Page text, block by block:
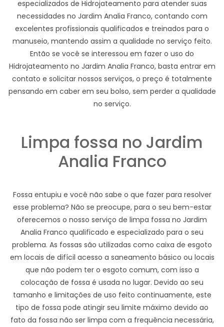
especializados de Hidrojateamento para atender suas
necessidades no Jardim Analia Franco, contando com
excelentes profissionais qualificados e treinados para o
manuseio, mantendo assim a qualidade no serviço feito.
Então se você se interessou em fazer o uso do
Hidrojateamento no Jardim Analia Franco, basta entrar em
contato e solicitar nossos serviços, o preço é totalmente
pensando em caber em seu bolso, sem perder a qualidade
no serviço.
Limpa fossa no Jardim
Analia Franco
Fossa entupiu e você não sabe o que fazer para resolver
esse problema? Não se preocupe, para o seu bem-estar
oferecemos o nosso serviço de limpa fossa no Jardim
Analia Franco qualificado e especializado para o seu
problema. As fossas são utilizadas como caixa de esgoto
em locais de difícil acesso a saneamento básico ou locais
que não podem ter o esgoto comum, com isso a
colocação de fossa é usada no lugar. Devido ao seu
tamanho e limitações de uso feito continuamente, este
tipo de fossa pode atingir seu limite máximo devido ao
fato da fossa não ser limpa com a frequência necessária,